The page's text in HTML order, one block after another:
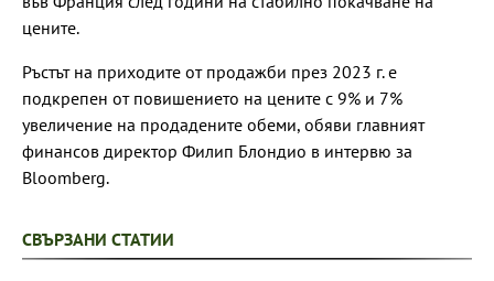
цените.
Ръстът на приходите от продажби през 2023 г. е
подкрепен от повишението на цените с 9% и 7%
увеличение на продадените обеми, обяви главният
финансов директор Филип Блондио в интервю за
Bloomberg.
СВЪРЗАНИ СТАТИИ